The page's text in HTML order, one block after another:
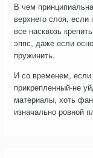
В чем
верхнего слоя,
все насквозь
эппс, даже если
пружинить.
И со временем,
прикрепленный-не
материалы, хоть
изначально ровной